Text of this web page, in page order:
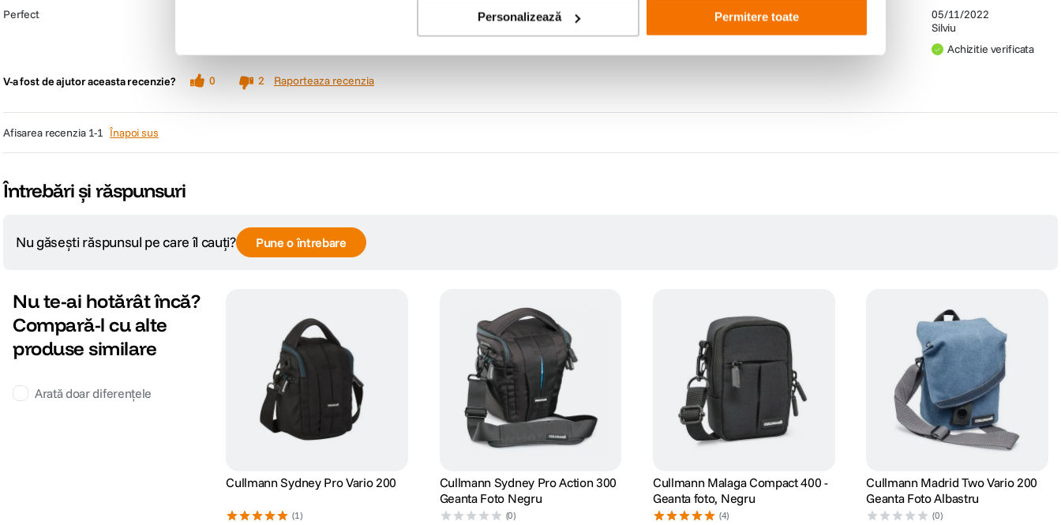
Personalizează Permitere toate
05/11/2022
Silviu
Achizitie verificata
Perfect
V-a fost de ajutor aceasta recenzie? 0 2 Raporteaza recenzia
afisarea recenzia 1-1 Înapoi sus
Întrebări și răspunsuri
Nu găsești răspunsul pe care îl cauți? Pune o întrebare
Nu te-ai hotărât încă?
Compară-l cu alte
produse similare
Arată doar diferențele
Cullmann Sydney Pro Vario 200
(1)
Cullmann Sydney Pro Action 300
Geanta Foto Negru
(0)
Cullmann Malaga Compact 400 -
Geanta foto, Negru
(4)
Cullmann Madrid Two Vario 200
Geanta Foto Albastru
(0)